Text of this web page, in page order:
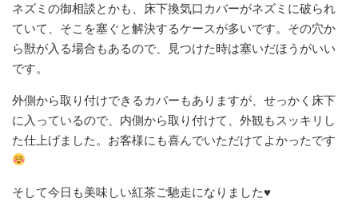
ネズミの御相談とかも、床下換気口カバーがネズミに破られ
ていて、そこを塞ぐと解決するケースが多いです。その穴か
ら獣が入る場合もあるので、見つけた時は塞いだほうがいい
です。
外側から取り付けできるカバーもありますが、せっかく床下
に入っているので、内側から取り付けて、外観もスッキリし
た仕上げました。お客様にも喜んでいただけてよかったです
そして今日も美味しい紅茶ご馳走になりました♥️